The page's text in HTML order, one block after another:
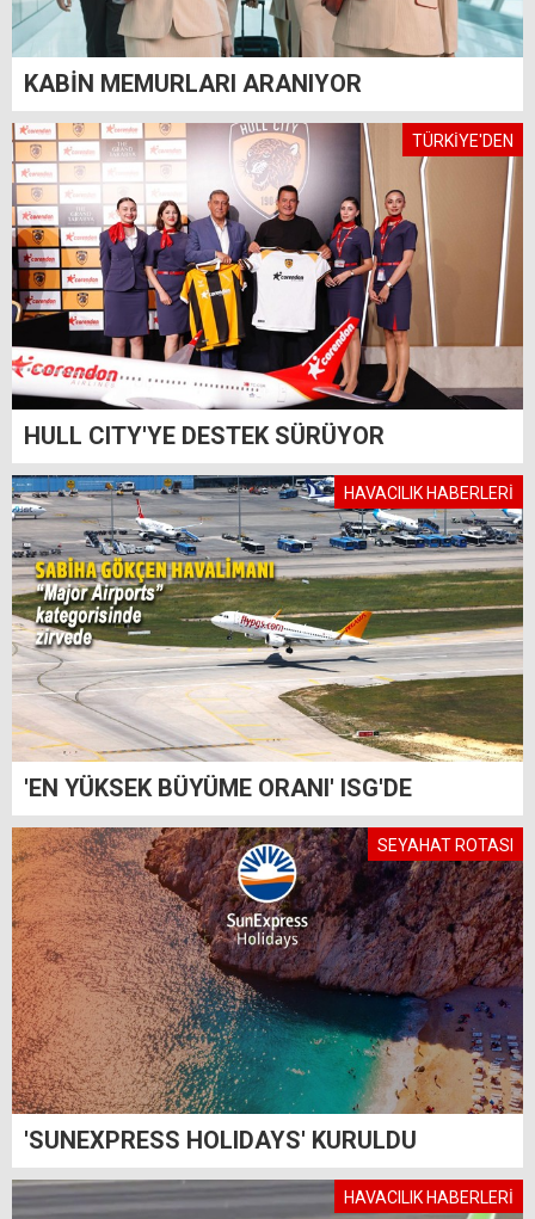
KABİN MEMURLARI ARANIYOR
TÜRKİYE'DEN
HULL CITY'YE DESTEK SÜRÜYOR
HAVACILIK HABERLERİ
'EN YÜKSEK BÜYÜME ORANI' ISG'DE
SEYAHAT ROTASI
'SUNEXPRESS HOLIDAYS' KURULDU
HAVACILIK HABERLERİ